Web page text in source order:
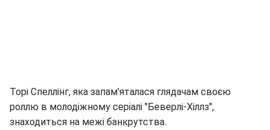
Торі Спеллінг, яка запам'яталася глядачам своєю
роллю в молодіжному серіалі "Беверлі-Хіллз",
знаходиться на межі банкрутства.